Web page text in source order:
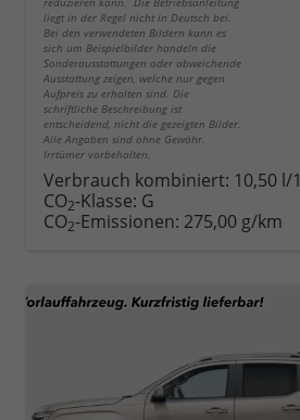
liegt in der Regel nicht in Deutsch bei.
Bei den verwendeten Bildern kann es
sich um Beispielbilder handeln die
Sonderausstattungen oder abweichende
Ausstattung zeigen, welche nur gegen
Aufpreis zu erhalten sind. Die
schriftliche Beschreibung ist
entscheidend, nicht die gezeigten Bilder.
Alle Angaben sind ohne Gewähr.
Irrtümer vorbehalten.
Verbrauch kombiniert: 10,50 l/
CO2-Klasse: G
CO2-Emissionen: 275,00 g/km